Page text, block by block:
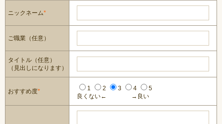
ニックネーム*
ご職業（任意）
タイトル（任意）
（見出しになります）
おすすめ度* 1 2 3 4
5
良くない←
→良い